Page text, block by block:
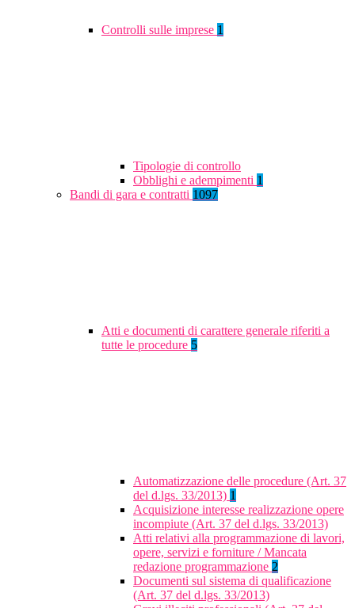
Controlli sulle imprese 1
Tipologie di controllo
Obblighi e adempimenti 1
Bandi di gara e contratti 1097
Atti e documenti di carattere generale riferiti a
tutte le procedure 5
Automatizzazione delle procedure (Art. 37
del d.lgs. 33/2013) 1
Acquisizione interesse realizzazione opere
incompiute (Art. 37 del d.lgs. 33/2013)
Atti relativi alla programmazione di lavori,
opere, servizi e forniture / Mancata
redazione programmazione 2
Documenti sul sistema di qualificazione
(Art. 37 del d.lgs. 33/2013)